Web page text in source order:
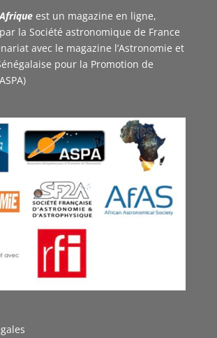
est un magazine en ligne,
la Société astronomique de France
avec le magazine l’Astronomie et
pour la Promotion de